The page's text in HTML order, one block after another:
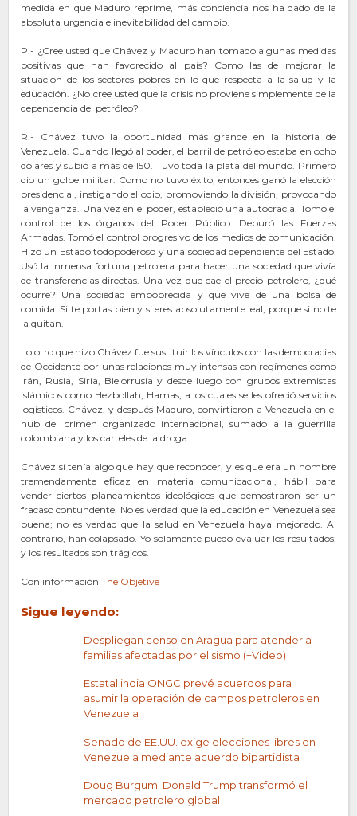
medida en que Maduro reprime, más conciencia nos ha dado de la
absoluta urgencia e inevitabilidad del cambio.
P.- ¿Cree usted que Chávez y Maduro han tomado algunas medidas
positivas que han favorecido al país? Como las de mejorar la
situación de los sectores pobres en lo que respecta a la salud y la
educación. ¿No cree usted que la crisis no proviene simplemente de la
dependencia del petróleo?
R.- Chávez tuvo la oportunidad más grande en la historia de
Venezuela. Cuando llegó al poder, el barril de petróleo estaba en ocho
dólares y subió a más de 150. Tuvo toda la plata del mundo. Primero
dio un golpe militar. Como no tuvo éxito, entonces ganó la elección
presidencial, instigando el odio, promoviendo la división, provocando
la venganza. Una vez en el poder, estableció una autocracia. Tomó el
control de los órganos del Poder Público. Depuró las Fuerzas
Armadas. Tomó el control progresivo de los medios de comunicación.
Hizo un Estado todopoderoso y una sociedad dependiente del Estado.
Usó la inmensa fortuna petrolera para hacer una sociedad que vivía
de transferencias directas. Una vez que cae el precio petrolero, ¿qué
ocurre? Una sociedad empobrecida y que vive de una bolsa de
comida. Si te portas bien y si eres absolutamente leal, porque si no te
la quitan.
Lo otro que hizo Chávez fue sustituir los vínculos con las democracias
de Occidente por unas relaciones muy intensas con regímenes como
Irán, Rusia, Siria, Bielorrusia y desde luego con grupos extremistas
islámicos como Hezbollah, Hamas, a los cuales se les ofreció servicios
logísticos. Chávez, y después Maduro, convirtieron a Venezuela en el
hub del crimen organizado internacional, sumado a la guerrilla
colombiana y los carteles de la droga.
Chávez sí tenía algo que hay que reconocer, y es que era un hombre
tremendamente eficaz en materia comunicacional, hábil para
vender ciertos planeamientos ideológicos que demostraron ser un
fracaso contundente. No es verdad que la educación en Venezuela sea
buena; no es verdad que la salud en Venezuela haya mejorado. Al
contrario, han colapsado. Yo solamente puedo evaluar los resultados,
y los resultados son trágicos.
Con información The Objetive
Sigue leyendo:
Despliegan censo en Aragua para atender a
familias afectadas por el sismo (+Video)
Estatal india ONGC prevé acuerdos para
asumir la operación de campos petroleros en
Venezuela
Senado de EE.UU. exige elecciones libres en
Venezuela mediante acuerdo bipartidista
Doug Burgum: Donald Trump transformó el
mercado petrolero global